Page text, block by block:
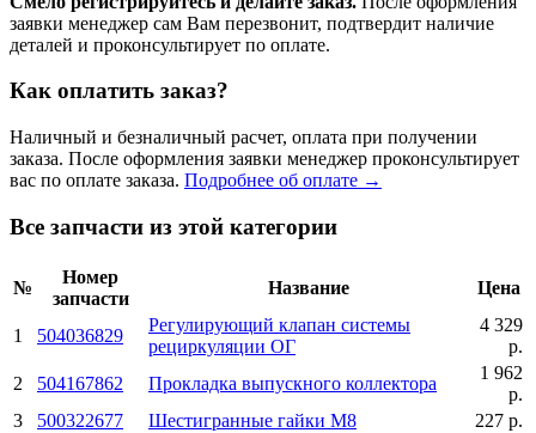
заявки менеджер сам Вам перезвонит, подтвердит наличие
деталей и проконсультирует по оплате.
Как оплатить заказ?
Наличный и безналичный расчет, оплата при получении
заказа. После оформления заявки менеджер проконсультирует
вас по оплате заказа. Подробнее об оплате →
Все запчасти из этой категории
№
Номер
запчасти
Название Цена
1 504036829
Регулирующий клапан системы
рециркуляции ОГ
4 329
р.
2
504167862 Прокладка выпускного коллектора
1 962
р.
3
500322677 Шестигранные гайки М8
227 р.